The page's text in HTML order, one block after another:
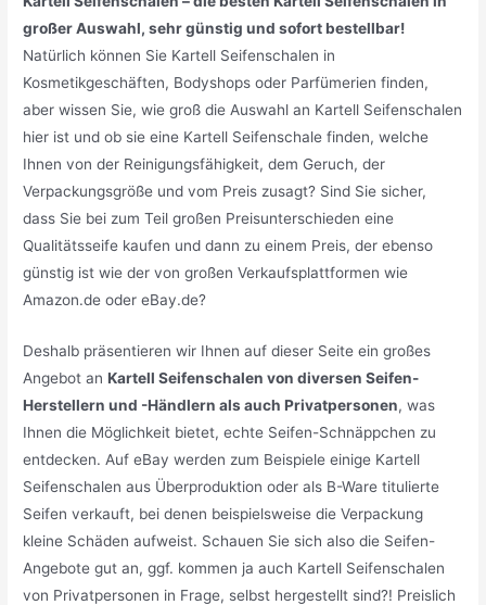
großer Auswahl, sehr günstig und sofort bestellbar!
Natürlich können Sie Kartell Seifenschalen in
Kosmetikgeschäften, Bodyshops oder Parfümerien finden,
aber wissen Sie, wie groß die Auswahl an Kartell Seifenschalen
hier ist und ob sie eine Kartell Seifenschale finden, welche
Ihnen von der Reinigungsfähigkeit, dem Geruch, der
Verpackungsgröße und vom Preis zusagt? Sind Sie sicher,
dass Sie bei zum Teil großen Preisunterschieden eine
Qualitätsseife kaufen und dann zu einem Preis, der ebenso
günstig ist wie der von großen Verkaufsplattformen wie
Amazon.de oder eBay.de?
Deshalb präsentieren wir Ihnen auf dieser Seite ein großes
Angebot anKartell Seifenschalen von diversen Seifen-
Herstellern und -Händlern als auch Privatpersonen, was
Ihnen die Möglichkeit bietet, echte Seifen-Schnäppchen zu
entdecken. Auf eBay werden zum Beispiele einige Kartell
Seifenschalen aus Überproduktion oder als B-Ware titulierte
Seifen verkauft, bei denen beispielsweise die Verpackung
kleine Schäden aufweist. Schauen Sie sich also die Seifen-
Angebote gut an, ggf. kommen ja auch Kartell Seifenschalen
von Privatpersonen in Frage, selbst hergestellt sind?! Preislich